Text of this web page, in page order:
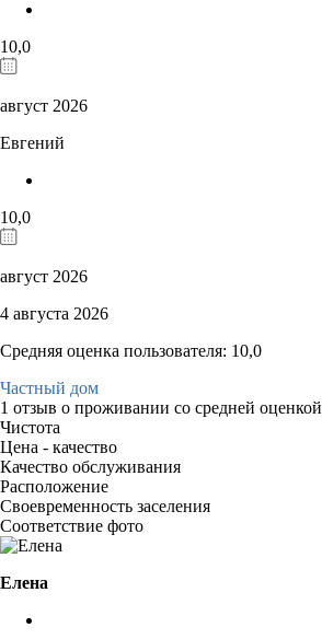
10,0
август 2026
Евгений
10,0
август 2026
4 августа 2026
Средняя оценка пользователя: 10,0
Частный дом
1 отзыв о проживании со средней оценкой
Чистота
Цена - качество
Качество обслуживания
Расположение
Своевременность заселения
Соответствие фото
Елена